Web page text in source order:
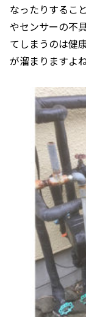
なったりするこ
やセンサーの不
てしまうのは健
が溜まりますよ